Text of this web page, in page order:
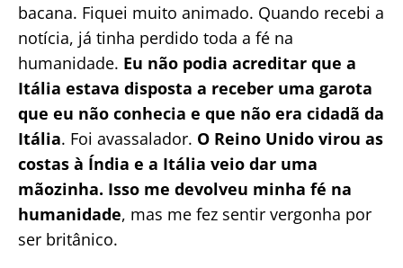
bacana. Fiquei muito animado. Quando recebi a
notícia, já tinha perdido toda a fé na
humanidade. Eu não podia acreditar que a
Itália estava disposta a receber uma garota
que eu não conhecia e que não era cidadã da
Itália. Foi avassalador. O Reino Unido virou as
costas à Índia e a Itália veio dar uma
mãozinha. Isso me devolveu minha fé na
humanidade, mas me fez sentir vergonha por
ser britânico.